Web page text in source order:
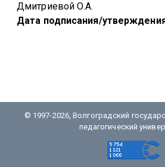
Дмитриевой О.А.
Дата подписания/
© 1997-2026, Волгоградский
педагогический